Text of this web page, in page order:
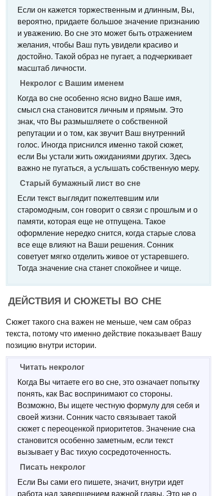
Если он кажется торжественным и длинным, Вы,
вероятно, придаете большое значение признанию
и уважению. Во сне это может быть отражением
желания, чтобы Ваш путь увидели красиво и
достойно. Такой образ не пугает, а подчеркивает
масштаб личности.
Некролог с Вашим именем
Когда во сне особенно ясно видно Ваше имя,
смысл сна становится личным и прямым. Это
знак, что Вы размышляете о собственной
репутации и о том, как звучит Ваш внутренний
голос. Иногда приснился именно такой сюжет,
если Вы устали жить ожиданиями других. Здесь
важно не пугаться, а услышать собственную меру.
Старый бумажный лист во сне
Если текст выглядит пожелтевшим или
старомодным, сон говорит о связи с прошлым и о
памяти, которая еще не отпущена. Такое
оформление нередко снится, когда старые слова
все еще влияют на Ваши решения. Сонник
советует мягко отделить живое от устаревшего.
Тогда значение сна станет спокойнее и чище.
ДЕЙСТВИЯ И СЮЖЕТЫ ВО СНЕ
Сюжет такого сна важен не меньше, чем сам образ
текста, потому что именно действие показывает Вашу
позицию внутри истории.
Читать некролог
Когда Вы читаете его во сне, это означает попытку
понять, как Вас воспринимают со стороны.
Возможно, Вы ищете честную формулу для себя и
своей жизни. Сонник часто связывает такой
сюжет с переоценкой приоритетов. Значение сна
становится особенно заметным, если текст
вызывает у Вас тихую сосредоточенность.
Писать некролог
Если Вы сами его пишете, значит, внутри идет
работа над завершением важной главы. Это не о